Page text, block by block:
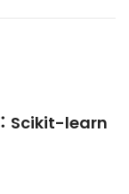
Scikit-learn